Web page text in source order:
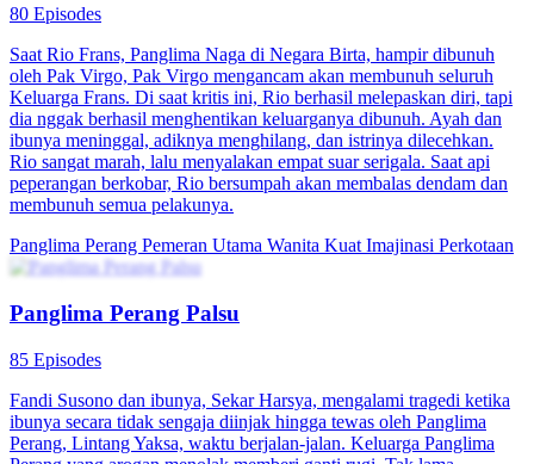
80 Episodes
Saat Rio Frans, Panglima Naga di Negara Birta, hampir dibunuh
oleh Pak Virgo, Pak Virgo mengancam akan membunuh seluruh
Keluarga Frans. Di saat kritis ini, Rio berhasil melepaskan diri, tapi
dia nggak berhasil menghentikan keluarganya dibunuh. Ayah dan
ibunya meninggal, adiknya menghilang, dan istrinya dilecehkan.
Rio sangat marah, lalu menyalakan empat suar serigala. Saat api
peperangan berkobar, Rio bersumpah akan membalas dendam dan
membunuh semua pelakunya.
Panglima Perang Pemeran Utama Wanita Kuat Imajinasi Perkotaan
Panglima Perang Palsu
85 Episodes
Fandi Susono dan ibunya, Sekar Harsya, mengalami tragedi ketika
ibunya secara tidak sengaja diinjak hingga tewas oleh Panglima
Perang, Lintang Yaksa, waktu berjalan-jalan. Keluarga Panglima